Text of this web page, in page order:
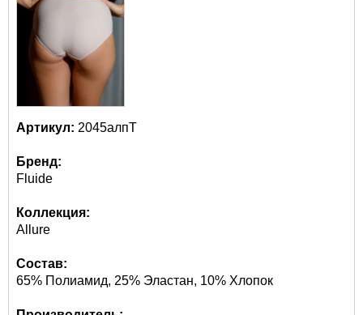
Артикул: 2045алпТ
Бренд:
Fluide
Коллекция:
Allure
Состав:
65% Полиамид, 25% Эластан, 10% Хлопок